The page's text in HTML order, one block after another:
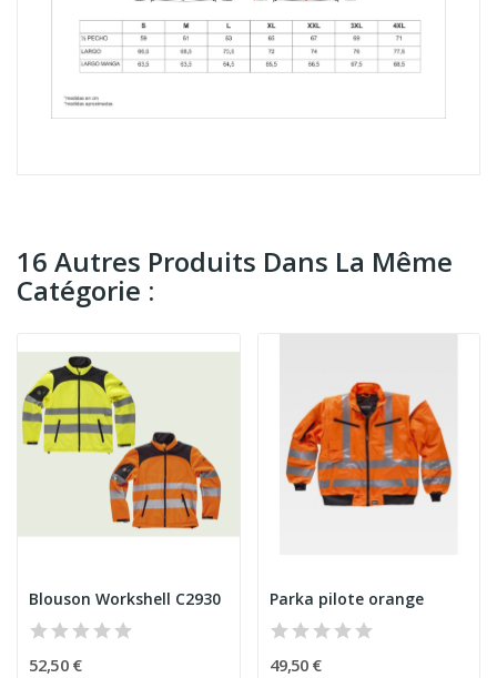
16 Autres Produits Dans La Même
Catégorie :
Blouson Workshell C2930
52,50 €
Parka pilote orange
49,50 €